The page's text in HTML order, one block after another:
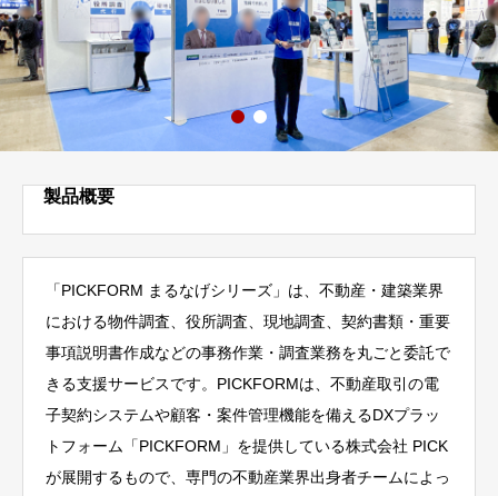
製品概要
「PICKFORM まるなげシリーズ」は、不動産・建築業界
における物件調査、役所調査、現地調査、契約書類・重要
事項説明書作成などの事務作業・調査業務を丸ごと委託で
きる支援サービスです。PICKFORMは、不動産取引の電
子契約システムや顧客・案件管理機能を備えるDXプラッ
トフォーム「PICKFORM」を提供している株式会社 PICK
が展開するもので、専門の不動産業界出身者チームによっ